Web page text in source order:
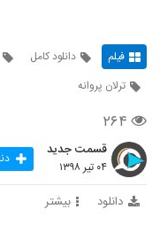
فیلم دانلود کامل
ترلان پروانه
۲۶۴
قسمت جدید
۰۴ تیر ۱۳۹۸
دانلود بیشتر